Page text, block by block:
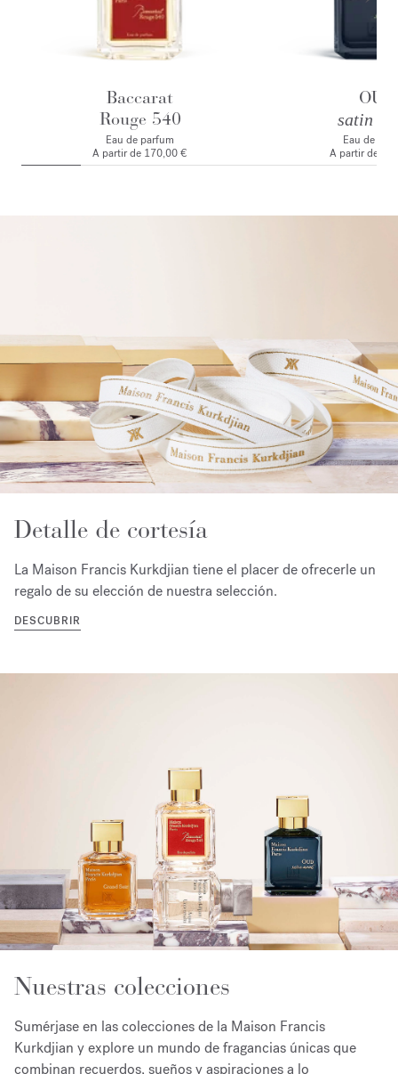
Baccarat
Rouge 540
Eau de parfum
A partir de 170,00 €
OUD
satin
Eau de
A partir de
Detalle de cortesía
La Maison Francis Kurkdjian tiene el placer de ofrecerle un
regalo de su elección de nuestra selección.
DESCUBRIR
Nuestras colecciones
Sumérjase en las colecciones de la Maison Francis
Kurkdjian y explore un mundo de fragancias únicas que
combinan recuerdos, sueños y aspiraciones a lo